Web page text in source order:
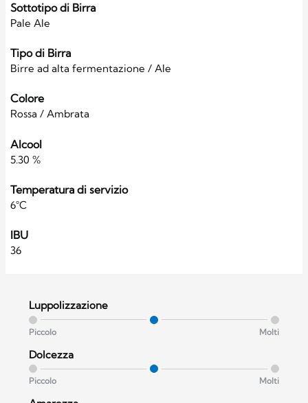
Sottotipo di Birra
Pale Ale
Tipo di Birra
Birre ad alta fermentazione / Ale
Colore
Rossa / Ambrata
Alcool
5.30 %
Temperatura di servizio
6°C
IBU
36
Luppolizzazione
Piccolo Molti
Dolcezza
Piccolo Molti